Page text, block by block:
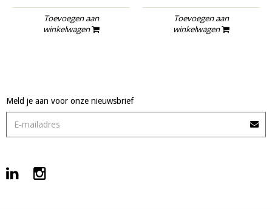
Toevoegen aan
winkelwagen
Toevoegen aan
winkelwagen
Meld je aan voor onze nieuwsbrief